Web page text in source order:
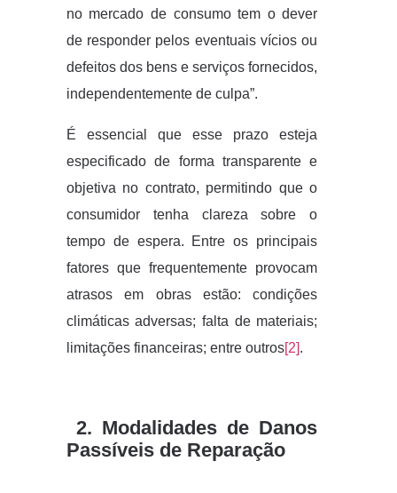
no mercado de consumo tem o dever
de responder pelos eventuais vícios ou
defeitos dos bens e serviços fornecidos,
independentemente de culpa”.
É essencial que esse prazo esteja
especificado de forma transparente e
objetiva no contrato, permitindo que o
consumidor tenha clareza sobre o
tempo de espera. Entre os principais
fatores que frequentemente provocam
atrasos em obras estão: condições
climáticas adversas; falta de materiais;
limitações financeiras; entre outros[2].
2. Modalidades de Danos
Passíveis de Reparação